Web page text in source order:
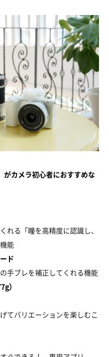
カメラ初心者におすすめな
れる「瞳を高精度に認識し、
能
ド
手ブレを補正してくれる機能
）
てバリエーションを楽しむこ